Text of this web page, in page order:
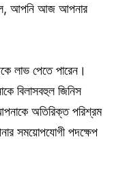
আপনি আজ আপনার
লাভ পেতে পারেন।
বিলাসবহুল জিনিস
অতিরিক্ত পরিশ্রম
সময়োপযোগী পদক্ষেপ